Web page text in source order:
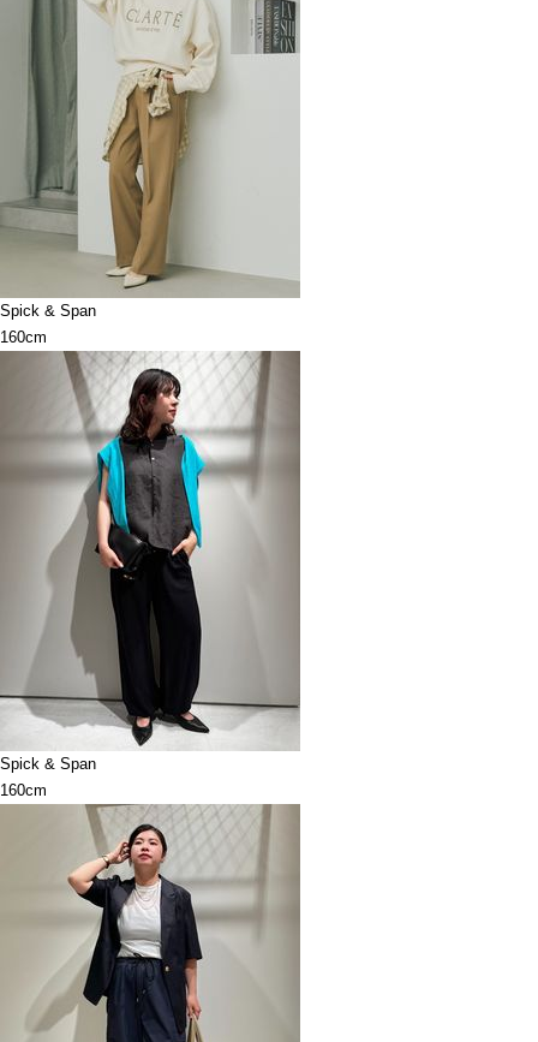
Spick & Span
160cm
Spick & Span
160cm